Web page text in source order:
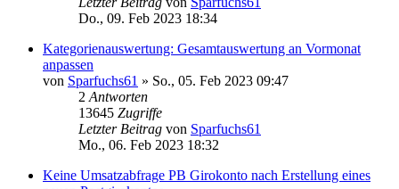
Do., 09. Feb 2023 18:34
Kategorienauswertung: Gesamtauswertung an Vormonat
anpassen
von Sparfuchs61 » So., 05. Feb 2023 09:47
2 Antworten
13645 Zugriffe
Letzter Beitrag von Sparfuchs61
Mo., 06. Feb 2023 18:32
Keine Umsatzabfrage PB Girokonto nach Erstellung eines